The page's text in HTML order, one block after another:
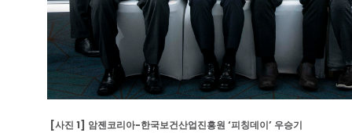
[사진 1] 암젠코리아-한국보건산업진흥원 ‘피칭데이’ 우승기